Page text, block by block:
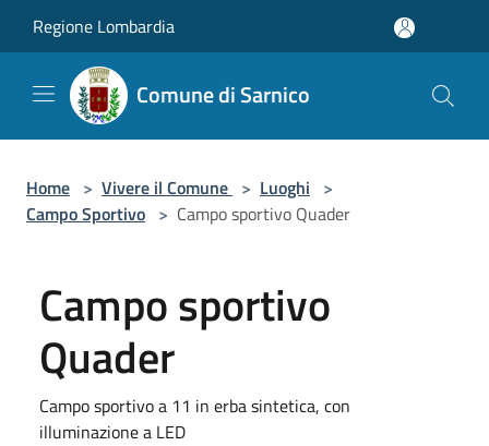
Regione Lombardia
Comune di Sarnico
Home > Vivere il Comune > Luoghi >
Campo Sportivo > Campo sportivo Quader
Campo sportivo
Quader
Campo sportivo a 11 in erba sintetica, con
illuminazione a LED